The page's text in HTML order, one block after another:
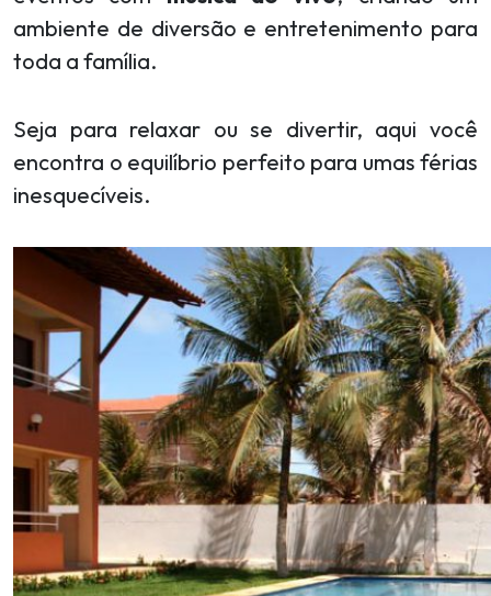
ambiente de diversão e entretenimento para
toda a família.
Seja para relaxar ou se divertir, aqui você
encontra o equilíbrio perfeito para umas férias
inesquecíveis.